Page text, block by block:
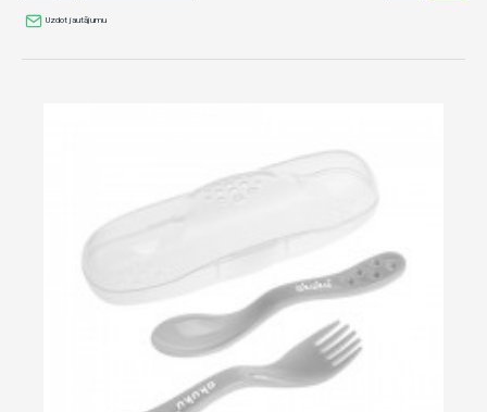
Uzdot jautājumu